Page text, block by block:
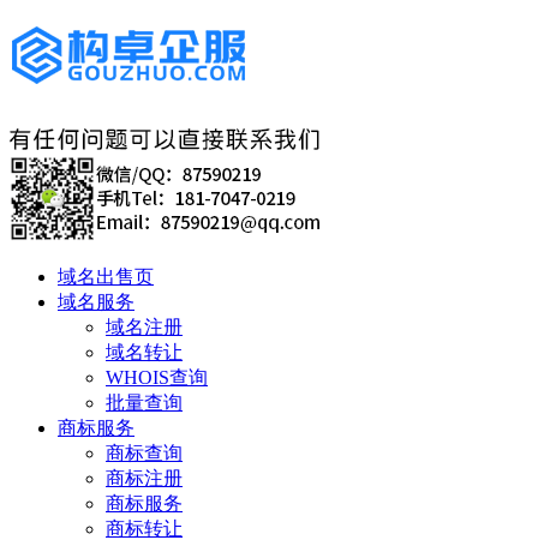
域名出售页
域名服务
域名注册
域名转让
WHOIS查询
批量查询
商标服务
商标查询
商标注册
商标服务
商标转让